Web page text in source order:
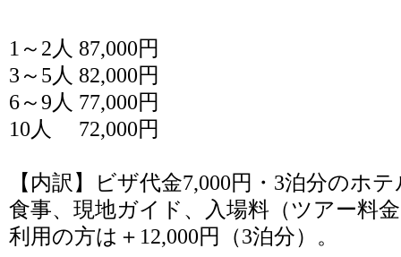
1～2人 87,000円
3～5人 82,000円
6～9人 77,000円
10人 72,000円
【内訳】ビザ代金7,000円・3泊分のホ
食事、現地ガイド、入場料（ツアー料
利用の方は＋12,000円（3泊分）。